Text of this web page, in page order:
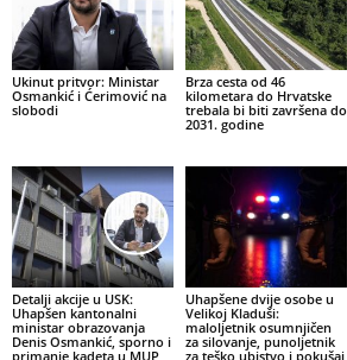
Ukinut pritvor: Ministar
Osmankić i Ćerimović na
slobodi
Brza cesta od 46
kilometara do Hrvatske
trebala bi biti završena do
2031. godine
Detalji akcije u USK:
Uhapšen kantonalni
ministar obrazovanja
Denis Osmankić, sporno i
primanje kadeta u MUP
Uhapšene dvije osobe u
Velikoj Kladuši:
maloljetnik osumnjičen
za silovanje, punoljetnik
za teško ubistvo i pokušaj